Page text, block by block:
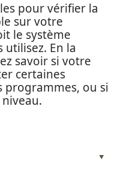
pour vérifier la
sur votre
le système
utilisez. En la
savoir si votre
certaines
programmes, ou si